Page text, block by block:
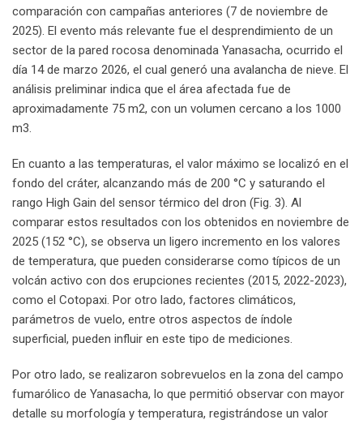
comparación con campañas anteriores (7 de noviembre de
2025). El evento más relevante fue el desprendimiento de un
sector de la pared rocosa denominada Yanasacha, ocurrido el
día 14 de marzo 2026, el cual generó una avalancha de nieve. El
análisis preliminar indica que el área afectada fue de
aproximadamente 75 m2, con un volumen cercano a los 1000
m3.
En cuanto a las temperaturas, el valor máximo se localizó en el
fondo del cráter, alcanzando más de 200 °C y saturando el
rango High Gain del sensor térmico del dron (Fig. 3). Al
comparar estos resultados con los obtenidos en noviembre de
2025 (152 °C), se observa un ligero incremento en los valores
de temperatura, que pueden considerarse como típicos de un
volcán activo con dos erupciones recientes (2015, 2022-2023),
como el Cotopaxi. Por otro lado, factores climáticos,
parámetros de vuelo, entre otros aspectos de índole
superficial, pueden influir en este tipo de mediciones.
Por otro lado, se realizaron sobrevuelos en la zona del campo
fumarólico de Yanasacha, lo que permitió observar con mayor
detalle su morfología y temperatura, registrándose un valor